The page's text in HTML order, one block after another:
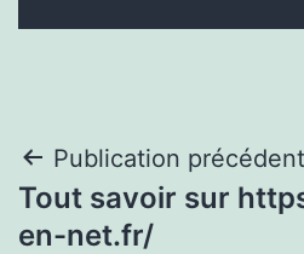
Navigation
de
Publication
Tout savoir sur
en-net.fr/